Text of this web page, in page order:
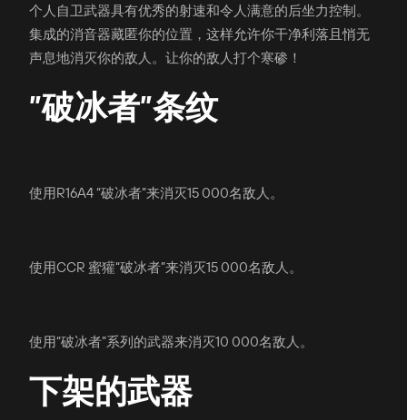
个人自卫武器具有优秀的射速和令人满意的后坐力控制。
集成的消音器藏匿你的位置，这样允许你干净利落且悄无
声息地消灭你的敌人。让你的敌人打个寒碜！
”破冰者”条纹
使用R16A4 “破冰者”来消灭15 000名敌人。
使用CCR 蜜獾“破冰者”来消灭15 000名敌人。
使用“破冰者”系列的武器来消灭10 000名敌人。
下架的武器